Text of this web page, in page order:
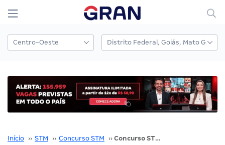
Início ›› STM ›› Concurso STM ›› Concurso STM: veja resultado do TAF e convocação para etapas